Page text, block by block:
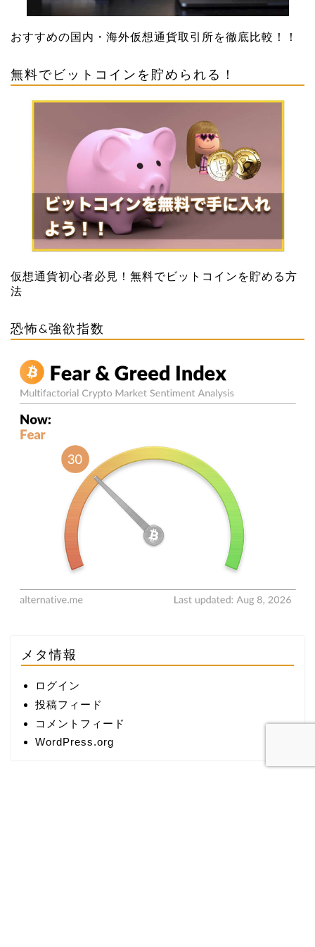
おすすめの国内・海外仮想通貨取引所を徹底比較！！
無料でビットコインを貯められる！
仮想通貨初心者必見！無料でビットコインを貯める方
法
恐怖&強欲指数
メタ情報
ログイン
投稿フィード
コメントフィード
WordPress.org